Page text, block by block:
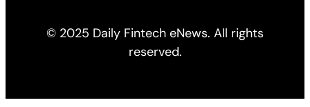
© 2025 Daily Fintech eNews. All rights
reserved.